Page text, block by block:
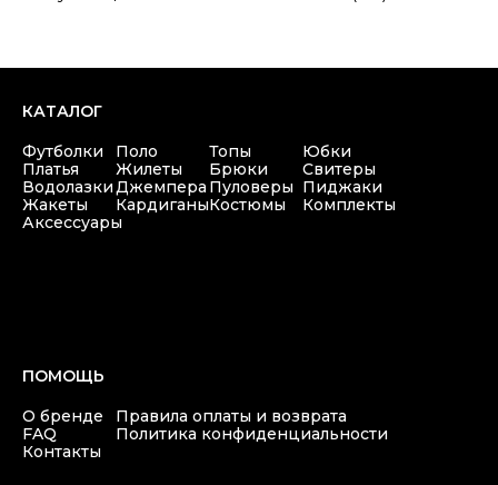
Copyright © 2025 at one's ease